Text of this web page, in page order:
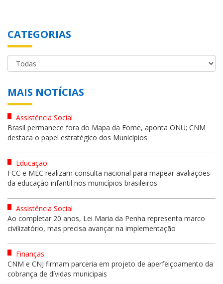
CATEGORIAS
MAIS NOTÍCIAS
Assistência Social
Brasil permanece fora do Mapa da Fome, aponta ONU; CNM
destaca o papel estratégico dos Municípios
Educação
FCC e MEC realizam consulta nacional para mapear avaliações
da educação infantil nos municípios brasileiros
Assistência Social
Ao completar 20 anos, Lei Maria da Penha representa marco
civilizatório, mas precisa avançar na implementação
Finanças
CNM e CNJ firmam parceria em projeto de aperfeiçoamento da
cobrança de dívidas municipais